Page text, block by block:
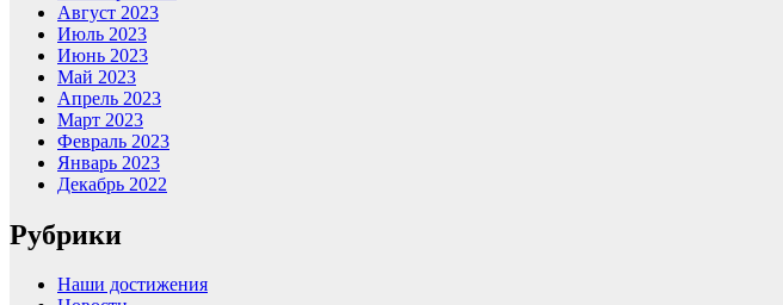
Август 2023
Июль 2023
Июнь 2023
Май 2023
Апрель 2023
Март 2023
Февраль 2023
Январь 2023
Декабрь 2022
Рубрики
Наши достижения